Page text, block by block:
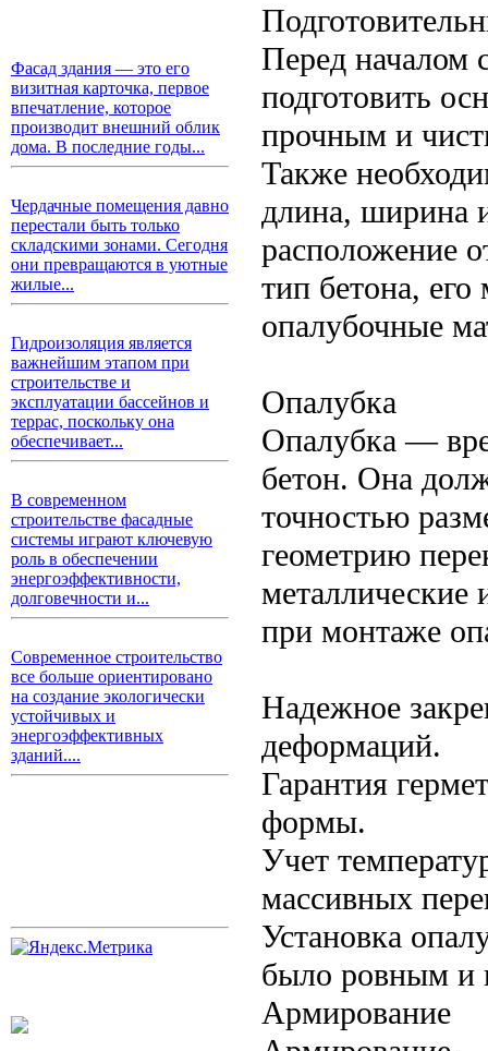
Фасад здания — это его
визитная карточка, первое
впечатление, которое
производит внешний облик
дома. В последние годы...
Чердачные помещения давно
перестали быть только
складскими зонами. Сегодня
они превращаются в уютные
жилые...
Гидроизоляция является
важнейшим этапом при
строительстве и
эксплуатации бассейнов и
террас, поскольку она
обеспечивает...
В современном
строительстве фасадные
системы играют ключевую
роль в обеспечении
энергоэффективности,
долговечности и...
Современное строительство
все больше ориентировано
на создание экологически
устойчивых и
энергоэффективных
зданий....
Перед началом
подготовить
прочным и
Также
длина, ширина
расположение
тип бетона,
опалубочные
Опалубка
Опалубка —
бетон. Она
точностью
геометрию
при монтаже
Надежное
деформаций.
Гарантия
формы.
Учет
массивных
Установка
было ровным и
Армирование